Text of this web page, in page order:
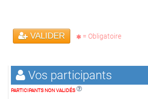
VALIDER = Obligatoire
Vos participants
PARTICIPANTS NON VALIDÉS